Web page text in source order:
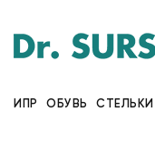
ИПР ОБУВЬ СТЕЛЬКИ